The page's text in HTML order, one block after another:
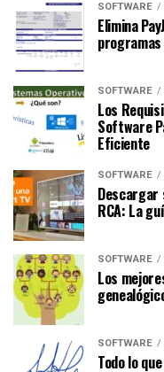
SOFTWARE
Elimina
SOFTWARE
Los
Software
Eficiente
SOFTWARE
RCA: La
SOFTWARE
Los
SOFTWARE
Todo lo